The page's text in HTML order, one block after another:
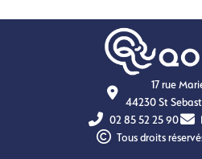
17 rue
44230 St
02 85 52 25 90
Tous droits